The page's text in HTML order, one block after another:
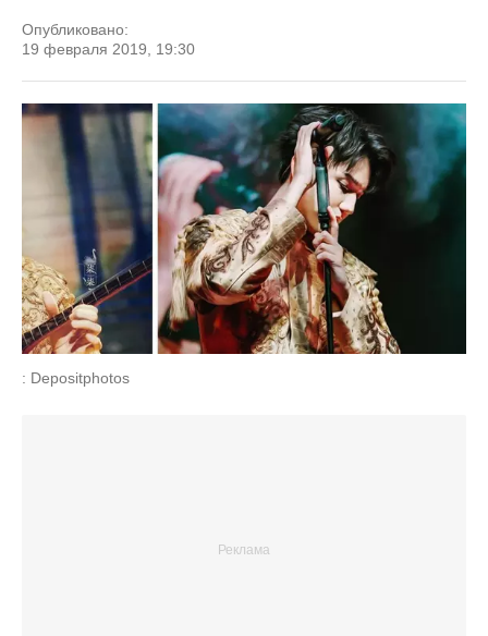
Опубликовано:
19 февраля 2019, 19:30
: Depositphotos